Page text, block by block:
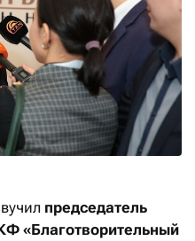
председатель
«Благотворительный